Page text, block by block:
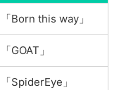
「Born this way」
「GOAT」
「SpiderEye」